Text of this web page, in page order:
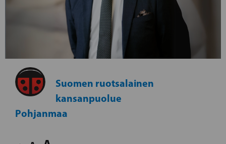
Suomen ruotsalainen
kansanpuolue
Pohjanmaa